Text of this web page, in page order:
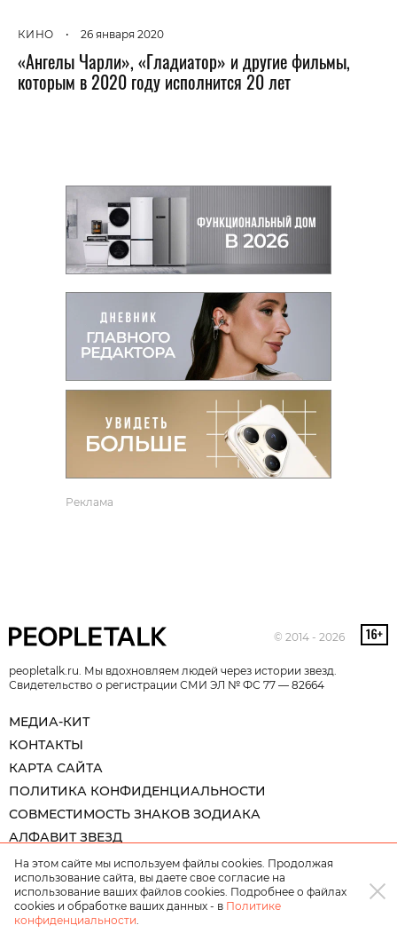
КИНО • 26 января 2020
«Ангелы Чарли», «Гладиатор» и другие фильмы,
которым в 2020 году исполнится 20 лет
Реклама
© 2014 - 2026
peopletalk.ru. Мы вдохновляем людей через истории звезд.
Свидетельство о регистрации СМИ ЭЛ № ФС 77 — 82664
МЕДИА-КИТ
КОНТАКТЫ
КАРТА САЙТА
ПОЛИТИКА КОНФИДЕНЦИАЛЬНОСТИ
СОВМЕСТИМОСТЬ ЗНАКОВ ЗОДИАКА
АЛФАВИТ ЗВЕЗД
На этом сайте мы используем файлы cookies. Продолжая
использование сайта, вы даете свое согласие на
использование ваших файлов cookies. Подробнее о файлах
cookies и обработке ваших данных - в Политике
конфиденциальности.